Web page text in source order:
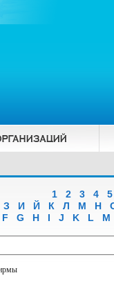
1 2 3 4
5
З И Й К Л М Н
F G H I J K L M